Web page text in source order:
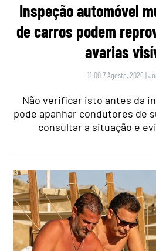
Inspeção automóvel
de carros podem
avarias
11:00 7 Agosto, 2026 |
Não verificar isto antes da
pode apanhar condutores de
consultar a situação e